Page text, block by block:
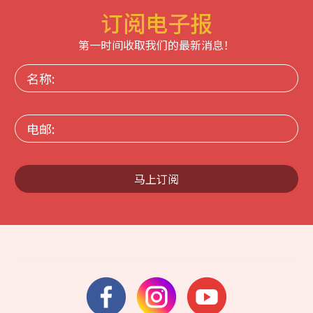
订阅电子报
第一时间收取我们的最新消息！
名
称:
电
邮:
马上订阅